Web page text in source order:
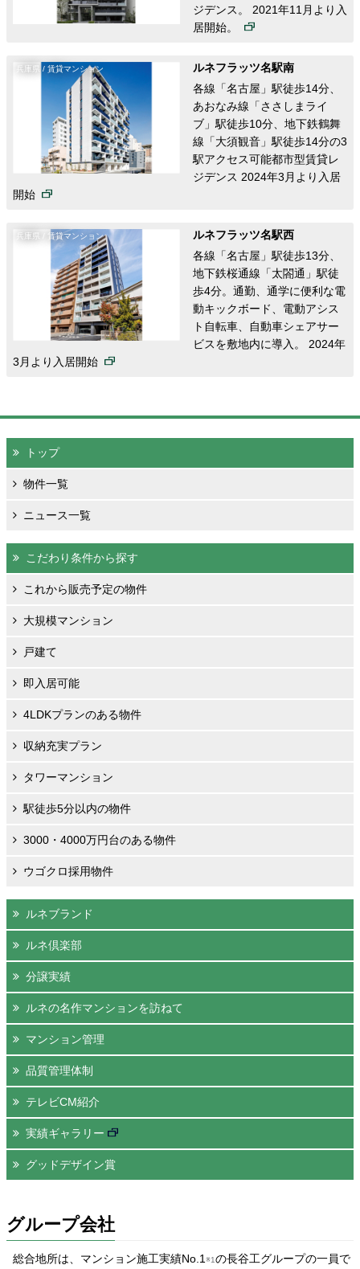
ジデンス。 2021年11月より入
居開始。
兵庫県 / 賃貸マンション
ルネフラッツ名駅南
各線「名古屋」駅徒歩14分、
あおなみ線「ささしまライ
ブ」駅徒歩10分、地下鉄鶴舞
線「大須観音」駅徒歩14分の3
駅アクセス可能都市型賃貸レ
ジデンス 2024年3月より入居
開始
兵庫県 / 賃貸マンション
ルネフラッツ名駅西
各線「名古屋」駅徒歩13分、
地下鉄桜通線「太閤通」駅徒
歩4分。通勤、通学に便利な電
動キックボード、電動アシス
ト自転車、自動車シェアサー
ビスを敷地内に導入。 2024年
3月より入居開始
トップ
物件一覧
ニュース一覧
こだわり条件から探す
これから販売予定の物件
大規模マンション
戸建て
即入居可能
4LDKプランのある物件
収納充実プラン
タワーマンション
駅徒歩5分以内の物件
3000・4000万円台のある物件
ウゴクロ採用物件
ルネブランド
ルネ倶楽部
分譲実績
ルネの名作マンションを訪ねて
マンション管理
品質管理体制
テレビCM紹介
実績ギャラリー
グッドデザイン賞
グループ会社
総合地所は、マンション施工実績No.1※1の長谷工グループの一員で